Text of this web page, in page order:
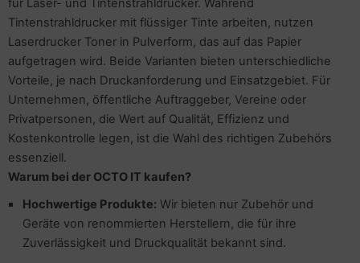
für Laser- und Tintenstrahldrucker. Während
Tintenstrahldrucker mit flüssiger Tinte arbeiten, nutzen
Laserdrucker Toner in Pulverform, das auf das Papier
aufgetragen wird. Beide Varianten bieten unterschiedliche
Vorteile, je nach Druckanforderung und Einsatzgebiet. Für
Unternehmen, öffentliche Auftraggeber, Vereine oder
Privatpersonen, die Wert auf Qualität, Effizienz und
Kostenkontrolle legen, ist die Wahl des richtigen Zubehörs
essenziell.
Warum bei der OCTO IT kaufen?
Hochwertige Produkte: Wir bieten nur Zubehör und
Geräte von renommierten Herstellern, die für ihre
Zuverlässigkeit und Druckqualität bekannt sind.
& Video
und Navigation
Zubehör
Zubehör
Zubehör
Mobiltelefone
CD/DVD/BluRay
/ Schnittstellen
& Festplatten
Netzwerkgeräte
& Tragebehältnisse
Hub
CD-/DVD-Rohlinge
divers
Tinten Minen